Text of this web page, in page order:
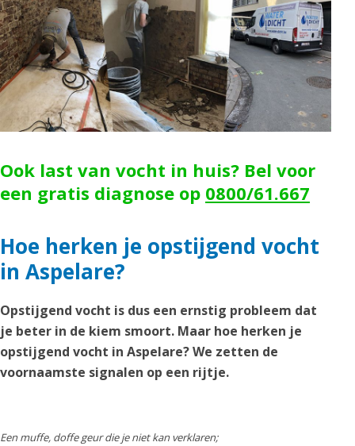
Ook last van vocht in huis? Bel voor
een gratis diagnose op 0800/61.667
Hoe herken je opstijgend vocht
in Aspelare?
Opstijgend vocht is dus een ernstig probleem dat
je beter in de kiem smoort. Maar hoe herken je
opstijgend vocht in Aspelare? We zetten de
voornaamste signalen op een rijtje.
Een muffe, doffe geur die je niet kan verklaren;